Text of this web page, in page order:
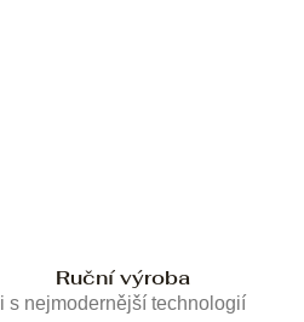
Ruční výroba
i s nejmodernější technologií